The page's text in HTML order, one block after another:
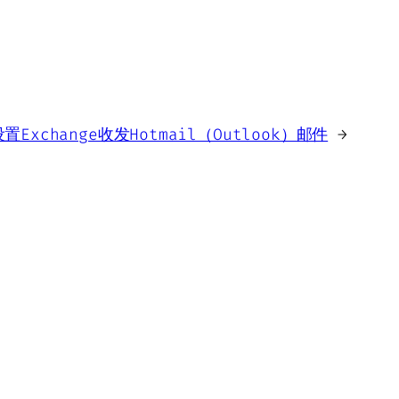
置Exchange收发Hotmail（Outlook）邮件 →